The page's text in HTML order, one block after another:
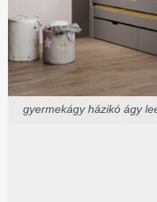
gyermekágy házikó ágy